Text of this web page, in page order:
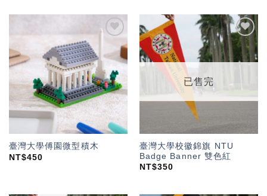
加入
「願
望輕
單」
臺灣大學傅園微型積木
NT$450
加入
「願
望輕
已售完
臺灣大學校徽錦旗 NTU
Badge Banner 雙色紅
NT$350